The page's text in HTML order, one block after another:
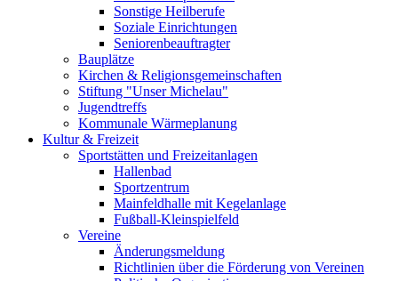
Sonstige Heilberufe
Soziale Einrichtungen
Seniorenbeauftragter
Bauplätze
Kirchen & Religionsgemeinschaften
Stiftung "Unser Michelau"
Jugendtreffs
Kommunale Wärmeplanung
Kultur & Freizeit
Sportstätten und Freizeitanlagen
Hallenbad
Sportzentrum
Mainfeldhalle mit Kegelanlage
Fußball-Kleinspielfeld
Vereine
Änderungsmeldung
Richtlinien über die Förderung von Vereinen